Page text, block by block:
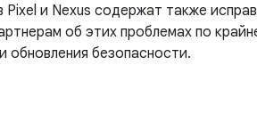
и Nexus содержат также
об этих проблемах по
обновления безопасности.